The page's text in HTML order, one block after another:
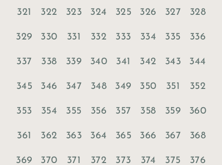
321 322 323 324 325 326 327 328
329 330 331 332 333 334 335 336
337 338 339 340 341 342 343 344
345 346 347 348 349 350 351 352
353 354 355 356 357 358 359 360
361 362 363 364 365 366 367 368
369 370 371 372 373 374 375 376